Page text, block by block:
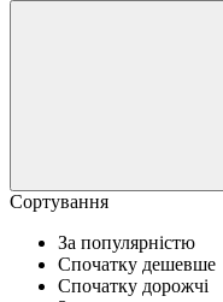
Сортування
За популярністю
Спочатку дешевше
Спочатку дорожчі